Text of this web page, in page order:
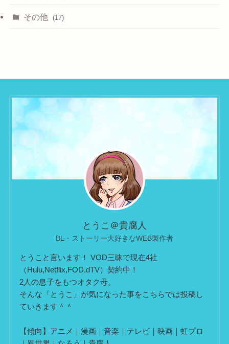
その他 (17)
とうこ＠貴腐人
BL・ストーリー大好きなWEB製作者
とうこと言います！ VOD三昧で現在4社
（Hulu,Netflix,FOD,dTV）契約中！
2人の息子をもつオタク母。
そんな「とうこ」が気になった事をこちらでは投稿し
ていきます＾＾
【傾向】アニメ｜漫画｜音楽｜テレビ｜映画｜虹プロ